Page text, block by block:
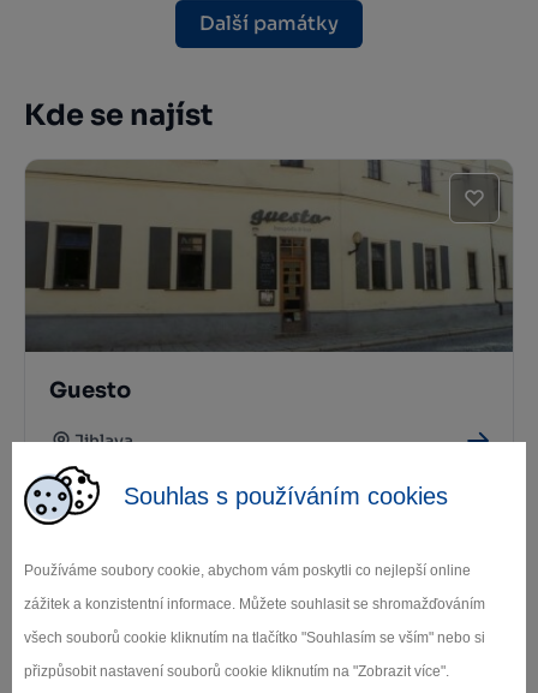
Souhlas s používáním cookies
Používáme soubory cookie, abychom vám poskytli co nejlepší online
zážitek a konzistentní informace. Můžete souhlasit se shromažďováním
všech souborů cookie kliknutím na tlačítko "Souhlasím se vším" nebo si
přizpůsobit nastavení souborů cookie kliknutím na "Zobrazit více".
Další památky
Kde se najíst
Guesto
Jihlava